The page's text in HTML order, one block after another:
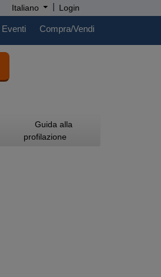
Italiano | Login
Eventi Compra/Vendi
Guida alla
profilazione